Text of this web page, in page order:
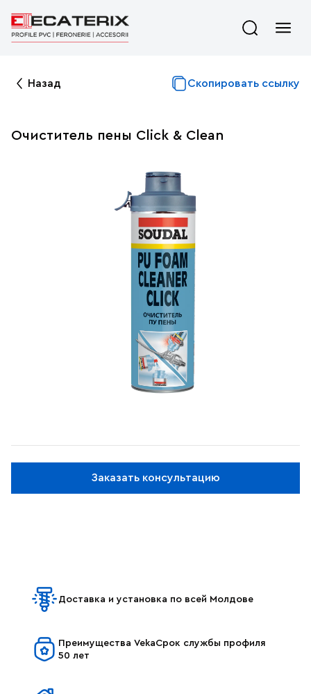
Назад Скопировать ссылку
Очиститель пены Click & Clean
Заказать консультацию
Доставка и установка по всей Молдове
Преимущества VekaСрок службы профиля
50 лет